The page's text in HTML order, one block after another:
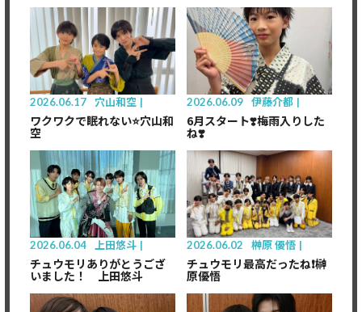
2026.06.17 穴山和空
ワクワクで眠れない⭐️穴山和
空
2026.06.09 伊藤介都
6月スタート❣️梅雨入りした
ね❣️
2026.06.04 上田悠斗
チュウモリありがとうござ
いました！ 上田悠斗
2026.06.02 榊󠄀原 優悟
チュウモリ最高だったね❗️榊
原優悟